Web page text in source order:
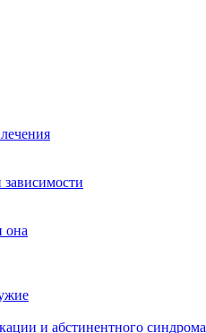
она
и абстинентного синдрома